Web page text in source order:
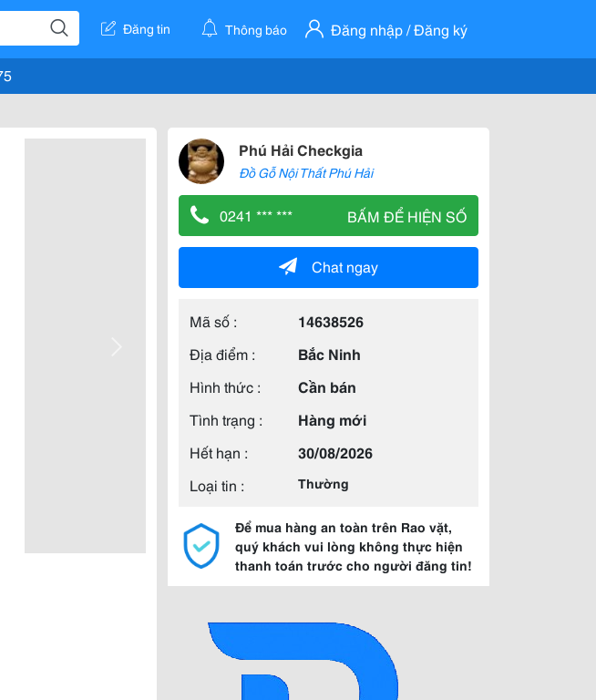
Đăng tin Thông báo Đăng nhập / Đăng ký
Phú Hải Checkgia
Đồ Gỗ Nội Thất Phú Hải
0241 *** *** BẤM ĐỂ HIỆN SỐ
Chat ngay
Mã số :
14638526
Địa điểm :
Bắc Ninh
Hình thức :
Cần bán
Tình trạng :
Hàng mới
Hết hạn :
30/08/2026
Loại tin :
Thường
Để mua hàng an toàn trên Rao vặt,
quý khách vui lòng không thực hiện
thanh toán trước cho người đăng tin!